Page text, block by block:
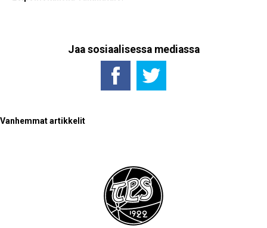
Jaa sosiaalisessa mediassa
Artikkelien
Vanhemmat artikkelit